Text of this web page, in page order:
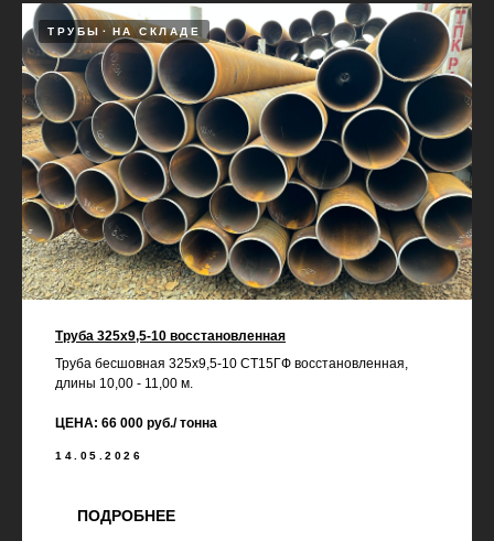
ТРУБЫ НА СКЛАДЕ
Труба 325х9,5-10 восстановленная
Труба бесшовная 325х9,5-10 СТ15ГФ восстановленная,
длины 10,00 - 11,00 м.
ЦЕНА: 66 000 руб./ тонна
14.05.2026
ПОДРОБНЕЕ